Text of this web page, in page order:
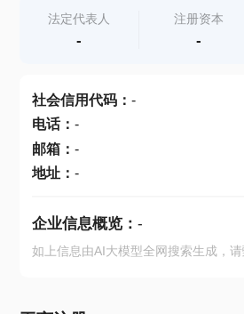
查产地
法定代表人
-
注册资本
-
社会信用代码： -
电话： -
邮箱： -
地址： -
企业信息概览： -
如上信息由AI大模型全网搜索生成，